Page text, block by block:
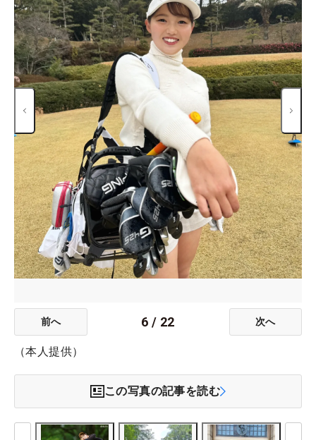
前へ 6 / 22 次へ
（本人提供）
この写真の記事を読む